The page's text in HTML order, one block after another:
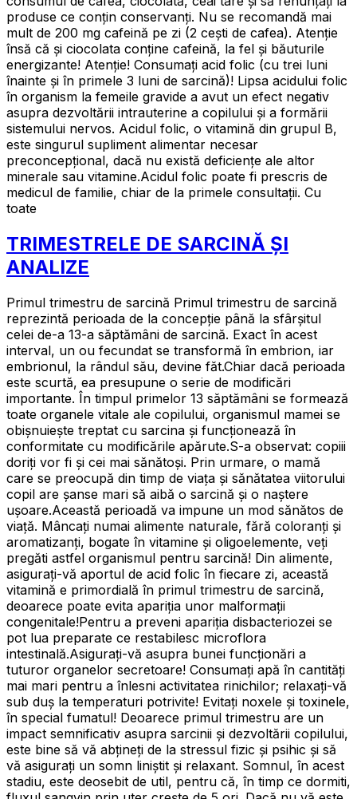
produse ce conţin conservanţi. Nu se recomandă mai
mult de 200 mg cafeină pe zi (2 cești de cafea). Atenție
însă că și ciocolata conține cafeină, la fel și băuturile
energizante! Atenție! Consumați acid folic (cu trei luni
înainte şi în primele 3 luni de sarcină)! Lipsa acidului folic
în organism la femeile gravide a avut un efect negativ
asupra dezvoltării intrauterine a copilului şi a formării
sistemului nervos. Acidul folic, o vitamină din grupul B,
este singurul supliment alimentar necesar
preconcepțional, dacă nu există deficiențe ale altor
minerale sau vitamine.Acidul folic poate fi prescris de
medicul de familie, chiar de la primele consultații. Cu
toate
TRIMESTRELE DE SARCINĂ ŞI
ANALIZE
Primul trimestru de sarcină Primul trimestru de sarcină
reprezintă perioada de la concepţie până la sfârşitul
celei de-a 13-a săptămâni de sarcină. Exact în acest
interval, un ou fecundat se transformă în embrion, iar
embrionul, la rândul său, devine făt.Chiar dacă perioada
este scurtă, ea presupune o serie de modificări
importante. În timpul primelor 13 săptămâni se formează
toate organele vitale ale copilului, organismul mamei se
obișnuiește treptat cu sarcina și funcționează în
conformitate cu modificările apărute.S-a observat: copiii
doriți vor fi și cei mai sănătoși. Prin urmare, o mamă
care se preocupă din timp de viața și sănătatea viitorului
copil are șanse mari să aibă o sarcină și o naștere
ușoare.Această perioadă va impune un mod sănătos de
viață. Mâncați numai alimente naturale, fără coloranţi şi
aromatizanți, bogate în vitamine și oligoelemente, veți
pregăti astfel organismul pentru sarcină! Din alimente,
asiguraţi-vă aportul de acid folic în fiecare zi, această
vitamină e primordială în primul trimestru de sarcină,
deoarece poate evita apariția unor malformaţii
congenitale!Pentru a preveni apariția disbacteriozei se
pot lua preparate ce restabilesc microflora
intestinală.Asiguraţi-vă asupra bunei funcționări a
tuturor organelor secretoare! Consumați apă în cantități
mai mari pentru a înlesni activitatea rinichilor; relaxați-vă
sub duș la temperaturi potrivite! Evitaţi noxele și toxinele,
în special fumatul! Deoarece primul trimestru are un
impact semnificativ asupra sarcinii și dezvoltării copilului,
este bine să vă abțineți de la stressul fizic și psihic și să
vă asigurați un somn liniștit și relaxant. Somnul, în acest
stadiu, este deosebit de util, pentru că, în timp ce dormiti,